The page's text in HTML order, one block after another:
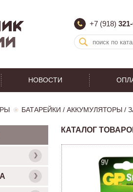
+7 (918)
НОВОСТИ
БАТАРЕЙКИ / АККУМУЛЯТОРЫ /
КАТАЛОГ